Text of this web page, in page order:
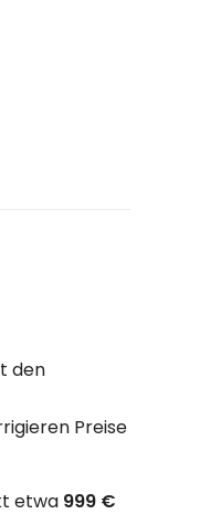
den
Preise
etwa 999 €